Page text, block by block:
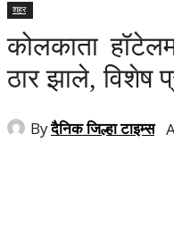
शहर
कोलकाता
ठार झाले, विशेष
Byदैनिक जिल्हा टाइम्स